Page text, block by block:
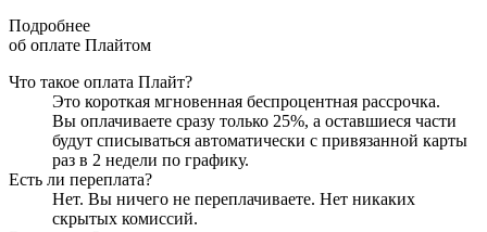
Подробнее
об оплате Плайтом
Что такое оплата Плайт?
Это короткая мгновенная беспроцентная рассрочка.
Вы оплачиваете сразу только 25%, а оставшиеся части
будут списываться автоматически с привязанной карты
раз в 2 недели по графику.
Есть ли переплата?
Нет. Вы ничего не переплачиваете. Нет никаких
скрытых комиссий.